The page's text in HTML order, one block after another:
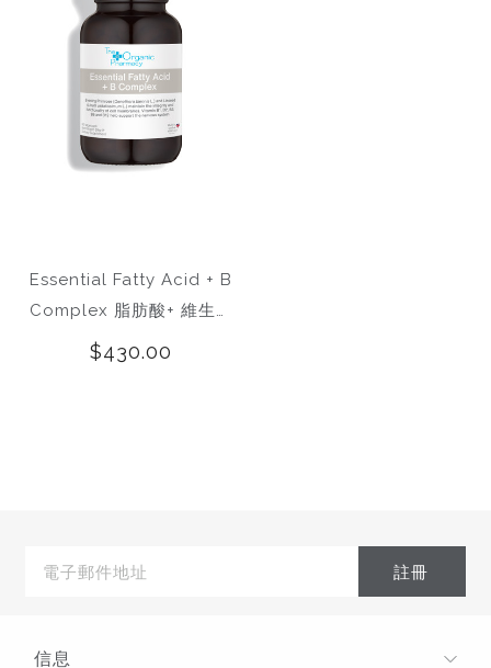
Essential Fatty Acid + B
Complex 脂肪酸+ 維生素
B複合補充劑
$430.00
址信息